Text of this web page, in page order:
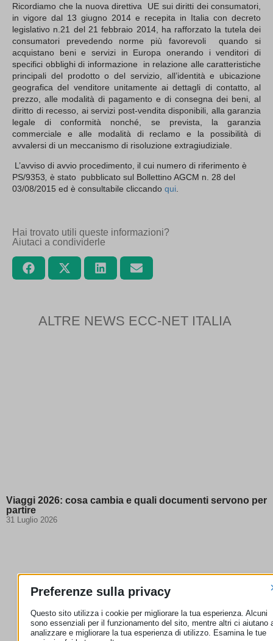
Ricordiamo che la nuova direttiva UE sui diritti dei consumatori,
in vigore dal 13 giugno 2014 e recepita in Italia con decreto
legislativo n.21 del 21 febbraio 2014, ha rafforzato la tutela dei
consumatori prevedendo norme più favorevoli quando si
acquistano beni e servizi in Europa onerando i venditori di
specifici obblighi di informazione in relazione alle caratteristiche
principali del prodotto o del servizio, all’identità e ubicazione
geografica del venditore unitamente ai dettagli di contatto, al
prezzo, alle modalità di pagamento e di consegna dei beni, al
diritto di recesso, ai servizi post-vendita disponibili, alla garanzia
legale di conformità nonché, se prevista, la garanzia
commerciale e alle modalità di reclamo e la possibilità di
avvalersi di un meccanismo di risoluzione extragiudiziale.
L’avviso di avvio procedimento, il cui numero di riferimento è
PS/9353 è stato pubblicato sul Bollettino AGCM n. 28 del
03/08/2015 ed è consultabile cliccando qui
Hai trovato utili queste informazioni?
Aiutaci a condividerle
ALTRE NEWS ECC-NET ITALIA
Viaggi 2026: cosa cambia e quali documenti servono per
partire
31 Luglio 2026
Preferenze sulla privacy
Questo sito utilizza i cookie per migliorare la tua esperienza. Alcuni
sono essenziali per il funzionamento del sito, mentre altri ci aiutano
analizzare e migliorare la tua esperienza di utilizzo. Esamina le tue